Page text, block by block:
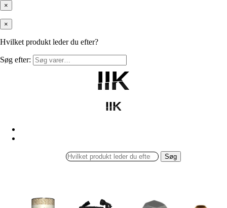
×
×
Hvilket produkt leder du efter?
Søg efter:
IIK
IIK
IIK
IIK
Søg